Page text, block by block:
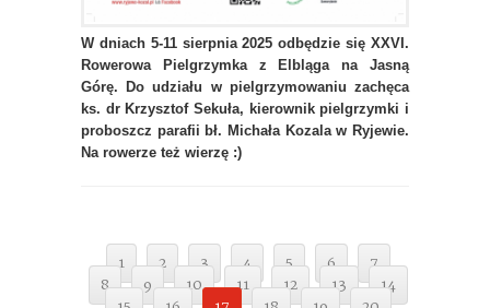
W dniach 5-11 sierpnia 2025 odbędzie się XXVI.
Rowerowa Pielgrzymka z Elbląga na Jasną
Górę. Do udziału w pielgrzymowaniu zachęca
ks. dr Krzysztof Sekuła, kierownik pielgrzymki i
proboszcz parafii bł. Michała Kozala w Ryjewie.
Na rowerze też wierzę :)
1 2 3 4 5 6
7
8
9 10 11 12 13
14